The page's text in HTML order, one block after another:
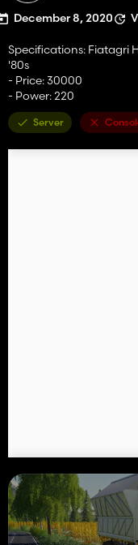
December 8, 2020
Specifications: Fiatagri
'80s
- Price: 30000
- Power: 220
Server